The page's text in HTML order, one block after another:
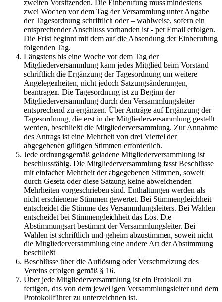
zweiten Vorsitzenden. Die Einberufung muss mindestens
zwei Wochen vor dem Tag der Versammlung unter Angabe
der Tagesordnung schriftlich oder – wahlweise, sofern ein
entsprechender Anschluss vorhanden ist - per Email erfolgen.
Die Frist beginnt mit dem auf die Absendung der Einberufung
folgenden Tag.
Längstens bis eine Woche vor dem Tag der
Mitgliederversammlung kann jedes Mitglied beim Vorstand
schriftlich die Ergänzung der Tagesordnung um weitere
Angelegenheiten, nicht jedoch Satzungsänderungen,
beantragen. Die Tagesordnung ist zu Beginn der
Mitgliederversammlung durch den Versammlungsleiter
entsprechend zu ergänzen. Über Anträge auf Ergänzung der
Tagesordnung, die erst in der Mitgliederversammlung gestellt
werden, beschließt die Mitgliederversammlung. Zur Annahme
des Antrags ist eine Mehrheit von drei Viertel der
abgegebenen gültigen Stimmen erforderlich.
Jede ordnungsgemäß geladene Mitgliederversammlung ist
beschlussfähig. Die Mitgliederversammlung fasst Beschlüsse
mit einfacher Mehrheit der abgegebenen Stimmen, soweit
durch Gesetz oder diese Satzung keine abweichenden
Mehrheiten vorgeschrieben sind. Enthaltungen werden als
nicht erschienene Stimmen gewertet. Bei Stimmengleichheit
entscheidet die Stimme des Versammlungsleiters. Bei Wahlen
entscheidet bei Stimmengleichheit das Los. Die
Abstimmungsart bestimmt der Versammlungsleiter. Bei
Wahlen ist schriftlich und geheim abzustimmen, soweit nicht
die Mitgliederversammlung eine andere Art der Abstimmung
beschließt.
Beschlüsse über die Auflösung oder Verschmelzung des
Vereins erfolgen gemäß § 16.
Über jede Mitgliederversammlung ist ein Protokoll zu
fertigen, das von dem jeweiligen Versammlungsleiter und dem
Protokollführer zu unterzeichnen ist.